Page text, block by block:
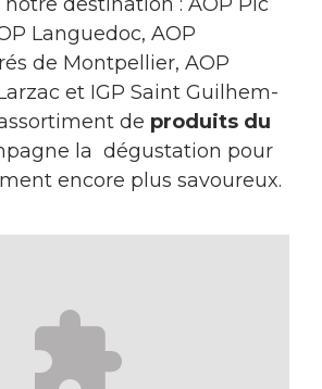
Languedoc, AOP
de Montpellier, AOP
et IGP Saint Guilhem-
de produits du
la dégustation pour
encore plus savoureux.